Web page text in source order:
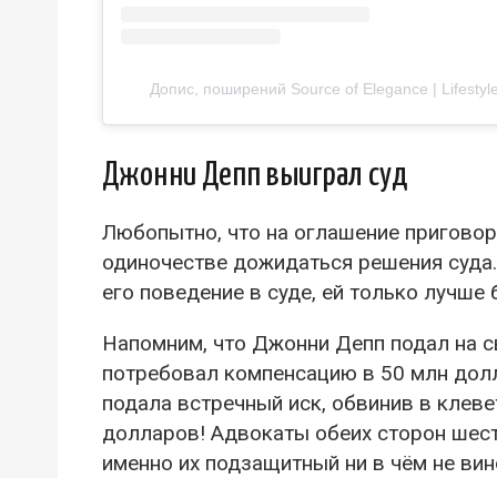
Допис, поширений Source of Elegance |
Джонни Депп выиграл суд
Любопытно, что на оглашение
одиночестве дожидаться решения
его поведение в суде, ей только
Напомним, что Джонни Депп подал на
потребовал компенсацию в 50 млн
подала встречный иск, обвинив в
долларов! Адвокаты обеих сторон
именно их подзащитный ни в чём не